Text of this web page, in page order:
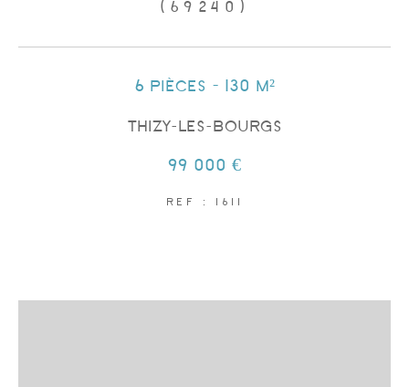
(69240)
6 pièces - 130 m²
THIZY-LES-BOURGS
99 000 €
REF : 1611